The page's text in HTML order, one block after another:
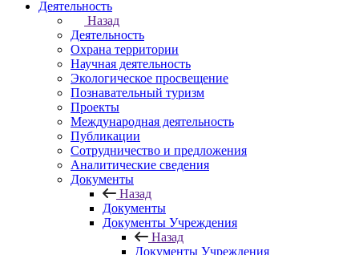
Деятельность
Назад
Деятельность
Охрана территории
Научная деятельность
Экологическое просвещение
Познавательный туризм
Проекты
Международная деятельность
Публикации
Сотрудничество и предложения
Аналитические сведения
Документы
Назад
Документы
Документы Учреждения
Назад
Документы Учреждения